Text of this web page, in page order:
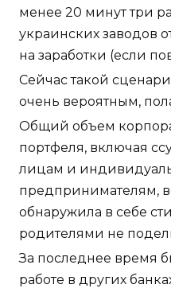
менее 20 минут три
украинских заводов
на заработки (если
Сейчас такой
очень вероятным,
Общий объем
портфеля, включая
лицам и
предпринимателям,
обнаружила в себе
родителями не
За последнее время
работе в других